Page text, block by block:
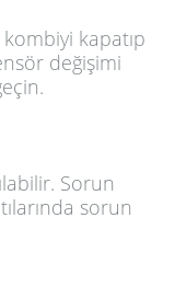
kombiyi kapatıp
değişimi
Sorun
sorun